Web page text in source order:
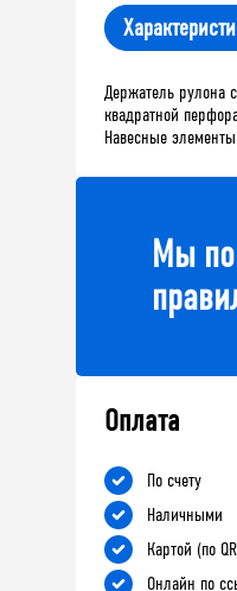
Держатель рулона
квадратной
Навесные
Мы
Оплата
По счету
Наличными
Картой (по
Онлайн по